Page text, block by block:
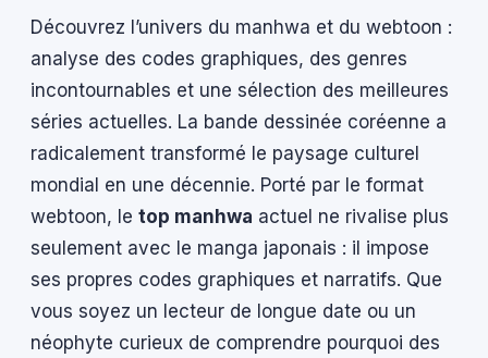
Découvrez l’univers du manhwa et du webtoon :
analyse des codes graphiques, des genres
incontournables et une sélection des meilleures
séries actuelles. La bande dessinée coréenne a
radicalement transformé le paysage culturel
mondial en une décennie. Porté par le format
webtoon, le top manhwa actuel ne rivalise plus
seulement avec le manga japonais : il impose
ses propres codes graphiques et narratifs. Que
vous soyez un lecteur de longue date ou un
néophyte curieux de comprendre pourquoi des